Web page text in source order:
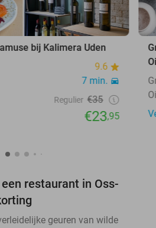
bij Kalimera Uden
9.6
7 min.
Regulier €35
€23,95
restaurant in Oss-
geuren van wilde